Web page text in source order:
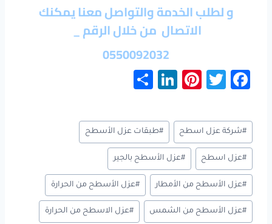
و لطلب الخدمة والتواصل معنا يمكنك
الاتصال من خلال الرقم _
0550092032
Fa
b
o
ok
T
tt
er
Pi
er
es
t
Li
e
dI
n
ar
e
وسوم
المقال:
#شركة عزل اسطح #طبقات عزل الأسطح
#عزل اسطح #عزل الأسطح بالجير
#عزل الأسطح من الأمطار #عزل الأسطح من الحرارة
#عزل الأسطح من الشمس #عزل الاسطح من الحرارة